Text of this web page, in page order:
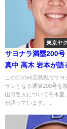
東京ヤ
サヨナラ満塁200号
真中 高木 岩本が語
この日のvs広島戦でサヨ
ランとなる通算200号を
山田哲人について高木豊
が語っています。...